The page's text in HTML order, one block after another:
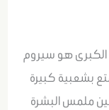
الكبرى هو سيروم
بشعبية كبيرة
ملمس البشرة